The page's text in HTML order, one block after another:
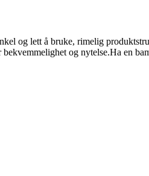
og lett å bruke, rimelig
og nytelse.Ha en